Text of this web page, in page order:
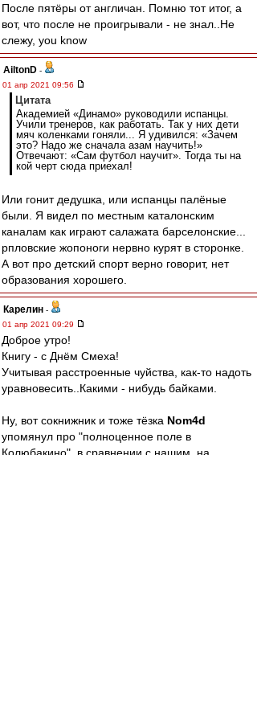
После пятёры от англичан. Помню тот итог, а
вот, что после не проигрывали - не знал..Не
слежу, you know
AiltonD -
01 апр 2021 09:56
Цитата
Академией «Динамо» руководили испанцы.
Учили тренеров, как работать. Так у них дети
мяч коленками гоняли... Я удивился: «Зачем
это? Надо же сначала азам научить!»
Отвечают: «Сам футбол научит». Тогда ты на
кой черт сюда приехал!
Или гонит дедушка, или испанцы палёные
были. Я видел по местным каталонским
каналам как играют салажата барселонские...
рпловские жопоноги нервно курят в сторонке.
А вот про детский спорт верно говорит, нет
образования хорошего.
Карелин -
01 апр 2021 09:29
Доброе утро!
Книгу - с Днём Смеха!
Учитывая расстроенные чуйства, как-то надоть
уравновесить..Какими - нибудь байками.
Ну, вот сокнижник и тоже тёзка Nom4d
упомянул про "полноценное поле в
Колюбакино", в сравнении с нашим, на